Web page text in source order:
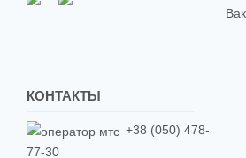
КОНТАКТЫ
+38 (050) 478-
77-30